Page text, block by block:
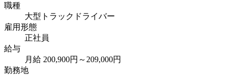
職種
大型トラックドライバー
雇用形態
正社員
給与
月給 200,900円～209,000円
勤務地